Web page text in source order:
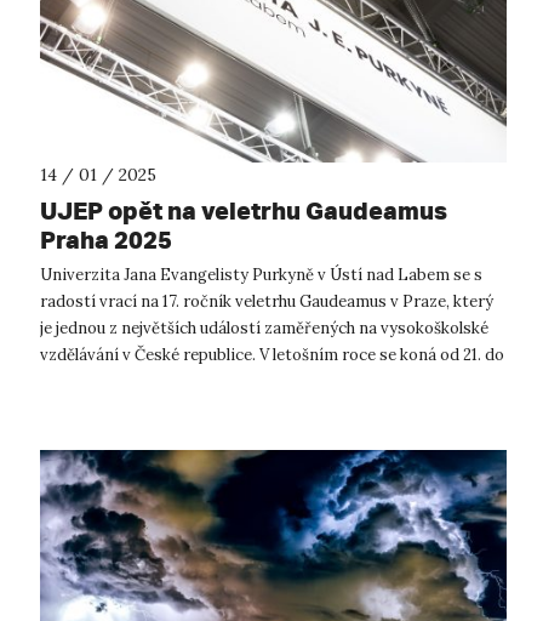
14 / 01 / 2025
UJEP opět na veletrhu Gaudeamus
Praha 2025
Univerzita Jana Evangelisty Purkyně v Ústí nad Labem se s
radostí vrací na 17. ročník veletrhu Gaudeamus v Praze, který
je jednou z největších událostí zaměřených na vysokoškolské
vzdělávání v České republice. V letošním roce se koná od 21. do